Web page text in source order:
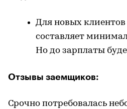
Для новых
составляет
Но до зарплаты
Отзывы заемщиков:
Срочно потребовалась